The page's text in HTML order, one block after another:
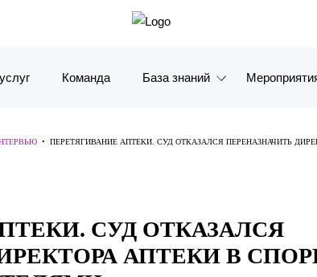
Команда База знаний
Видео
• ПЕРЕТЯГИВАНИЕ АПТЕКИ. СУД ОТКАЗАЛСЯ ПЕРЕНАЗНАЧИТЬ
СУД ОТКАЗАЛСЯ
АПТЕКИ В